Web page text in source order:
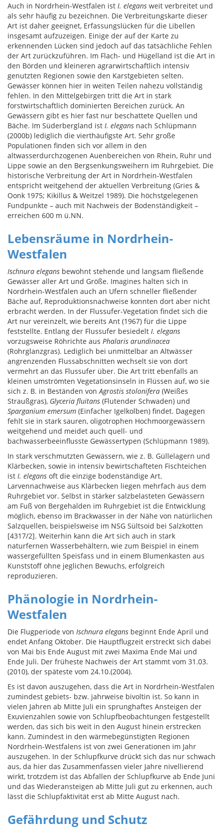
Auch in Nordrhein-Westfalen ist I. elegans weit verbreitet und
als sehr häufig zu bezeichnen. Die Verbreitungskarte dieser
Art ist daher geeignet, Erfassungslücken für die Libellen
insgesamt aufzuzeigen. Einige der auf der Karte zu
erkennenden Lücken sind jedoch auf das tatsächliche Fehlen
der Art zurückzuführen. Im Flach- und Hügelland ist die Art in
den Börden und kleineren agrarwirtschaftlich intensiv
genutzten Regionen sowie den Karstgebieten selten.
Gewässer können hier in weiten Teilen nahezu vollständig
fehlen. In den Mittelgebirgen tritt die Art in stark
forstwirtschaftlich dominierten Bereichen zurück. An
Gewässern gibt es hier fast nur beschattete Quellen und
Bäche. Im Süderbergland ist I. elegans nach Schlüpmann
(2000b) lediglich die vierthäufigste Art. Sehr große
Populationen finden sich vor allem in den
altwasserdurchzogenen Auenbereichen von Rhein, Ruhr und
Lippe sowie an den Bergsenkungsweihern im Ruhrgebiet. Die
historische Verbreitung der Art in Nordrhein-Westfalen
entspricht weitgehend der aktuellen Verbreitung (Gries &
Oonk 1975; Kikillus & Weitzel 1989). Die höchstgelegenen
Fundpunkte – auch mit Nachweis der Bodenständigkeit –
erreichen 600 m ü.NN.
Lebensräume in Nordrhein-
Westfalen
Ischnura elegans bewohnt stehende und langsam fließende
Gewässer aller Art und Größe. Imagines halten sich in
Nordrhein-Westfalen auch an Ufern schneller fließender
Bäche auf, Reproduktionsnachweise konnten dort aber nicht
erbracht werden. In der Flussufer-Vegetation findet sich die
Art nur vereinzelt, wie bereits Ant (1967) für die Lippe
feststellte. Entlang der Flussufer besiedelt I. elegans
vorzugsweise Röhrichte aus Phalaris arundinacea
(Rohrglanzgras). Lediglich bei unmittelbar an Altwässer
angrenzenden Flussabschnitten wechselt sie von dort
vermehrt an das Flussufer über. Die Art tritt ebenfalls an
kleinen umströmten Vegetationsinseln in Flüssen auf, wo sie
sich z. B. in Beständen von Agrostis stolonifera (Weißes
Straußgras), Glyceria fluitans (Flutender Schwaden) und
Sparganium emersum (Einfacher Igelkolben) findet. Dagegen
fehlt sie in stark sauren, oligotrophen Hochmoorgewässern
weitgehend und meidet auch quell- und
bachwasserbeeinflusste Gewässertypen (Schlüpmann 1989).
In stark verschmutzten Gewässern, wie z. B. Güllelagern und
Klärbecken, sowie in intensiv bewirtschafteten Fischteichen
ist I. elegans oft die einzige bodenständige Art.
Larvennachweise aus Klärbecken liegen mehrfach aus dem
Ruhrgebiet vor. Selbst in stärker salzbelasteten Gewässern
am Fuß von Bergehalden im Ruhrgebiet ist die Entwicklung
möglich, ebenso im Brackwasser in der Nähe von natürlichen
Salzquellen, beispielsweise im NSG Sültsoid bei Salzkotten
[4317/2]. Weiterhin kann die Art sich auch in stark
naturfernen Wasserbehältern, wie zum Beispiel in einem
wassergefüllten Speisfass und in einem Blumenkasten aus
Kunststoff ohne jeglichen Bewuchs, erfolgreich
reproduzieren.
Phänologie in Nordrhein-
Westfalen
Die Flugperiode von Ischnura elegans beginnt Ende April und
endet Anfang Oktober. Die Hauptflugzeit erstreckt sich dabei
von Mai bis Ende August mit zwei Maxima Ende Mai und
Ende Juli. Der früheste Nachweis der Art stammt vom 31.03.
(2010), der späteste vom 24.10.(2004).
Es ist davon auszugehen, dass die Art in Nordrhein-Westfalen
zumindest gebiets- bzw. jahrweise bivoltin ist. So kann in
vielen Jahren ab Mitte Juli ein sprunghaftes Ansteigen der
Exuvienzahlen sowie von Schlupfbeobachtungen festgestellt
werden, das sich bis weit in den August hinein erstrecken
kann. Zumindest in den wärmebegünstigten Regionen
Nordrhein-Westfalens ist von zwei Generationen im Jahr
auszugehen. In der Schlupfkurve drückt sich das nur schwach
aus, da hier das Zusammenfassen vieler Jahre nivellierend
wirkt, trotzdem ist das Abfallen der Schlupfkurve ab Ende Juni
und das Wiederansteigen ab Mitte Juli gut zu erkennen, auch
lässt die Schlupfaktivität erst ab Mitte August nach.
Gefährdung und Schutz